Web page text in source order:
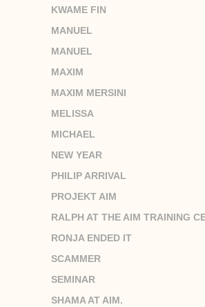
KWAME FIN
MANUEL
MANUEL
MAXIM
MAXIM MERSINI
MELISSA
MICHAEL
NEW YEAR
PHILIP ARRIVAL
PROJEKT AIM
RALPH AT THE AIM TRAINING
RONJA ENDED IT
SCAMMER
SEMINAR
SHAMA AT AIM.